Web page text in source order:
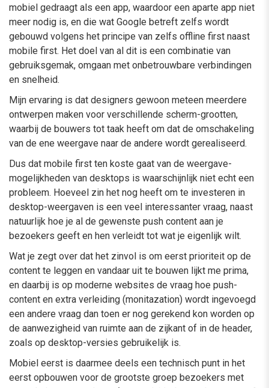
mobiel gedraagt als een app, waardoor een aparte app niet
meer nodig is, en die wat Google betreft zelfs wordt
gebouwd volgens het principe van zelfs offline first naast
mobile first. Het doel van al dit is een combinatie van
gebruiksgemak, omgaan met onbetrouwbare verbindingen
en snelheid.
Mijn ervaring is dat designers gewoon meteen meerdere
ontwerpen maken voor verschillende scherm-grootten,
waarbij de bouwers tot taak heeft om dat de omschakeling
van de ene weergave naar de andere wordt gerealiseerd.
Dus dat mobile first ten koste gaat van de weergave-
mogelijkheden van desktops is waarschijnlijk niet echt een
probleem. Hoeveel zin het nog heeft om te investeren in
desktop-weergaven is een veel interessanter vraag, naast
natuurlijk hoe je al de gewenste push content aan je
bezoekers geeft en hen verleidt tot wat je eigenlijk wilt.
Wat je zegt over dat het zinvol is om eerst prioriteit op de
content te leggen en vandaar uit te bouwen lijkt me prima,
en daarbij is op moderne websites de vraag hoe push-
content en extra verleiding (monitazation) wordt ingevoegd
een andere vraag dan toen er nog gerekend kon worden op
de aanwezigheid van ruimte aan de zijkant of in de header,
zoals op desktop-versies gebruikelijk is.
Mobiel eerst is daarmee deels een technisch punt in het
eerst opbouwen voor de grootste groep bezoekers met